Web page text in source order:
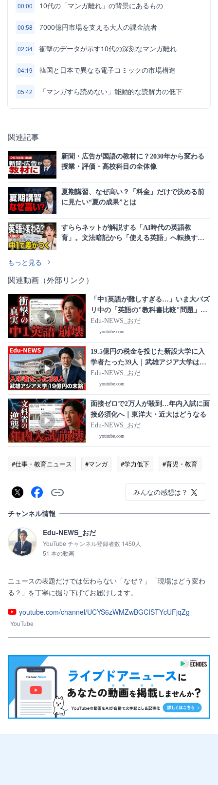
00:00 10代の「マンガ離れ」の背景にあるもの
00:58 7000億円市場を支える大人の課金読者
02:34 衝撃のデータが示す10代の深刻なマンガ離れ
04:19 韓国と日本で異なる電子コミックの市場構造
05:42 「マンガすら読めない」能動的な読解力の低下
関連記事
新聞・広告が国語の教材に？2030年から変わる
授業・評価・高校科目の全体像
夏期講習、なぜ高い？「料金」だけで決める前
に見たい“夏の成果”とは
すららネットが解説する「AI時代の英語教
育」。文法暗記から「使える英語」へ転換する
もっと見る
関連動画（外部リンク）
「中1英語が難しすぎる…」いま大バズ
リ中の「英語の"教科書比較"問題」を
徹底検証
Edu-NEWS_おだ
youtube.com
19.5億円の税金を投じた新設大学に入
学者たった39人｜武雄アジア大学はな
ぜ失敗したのか
Edu-NEWS_おだ
youtube.com
面接ゼロで2万人が殺到…年内入試に面
接必須化へ｜東洋大・近大はどうなる
Edu-NEWS_おだ
youtube.com
#仕事・教育ニュース #マンガ #学力低下 #育児・教育
みんなの感想は？
チャンネル情報
Edu-NEWS_おだ
YouTube チャンネル登録者数 1450人
51 本の動画
ニュースの表題だけでは伝わらない「なぜ？」「現場はどう変わ
る？」を丁寧に掘り下げてお届けします。
youtube.com/channel/UCYS6zWMZwBGCISTYcUFjqZg
YouTube